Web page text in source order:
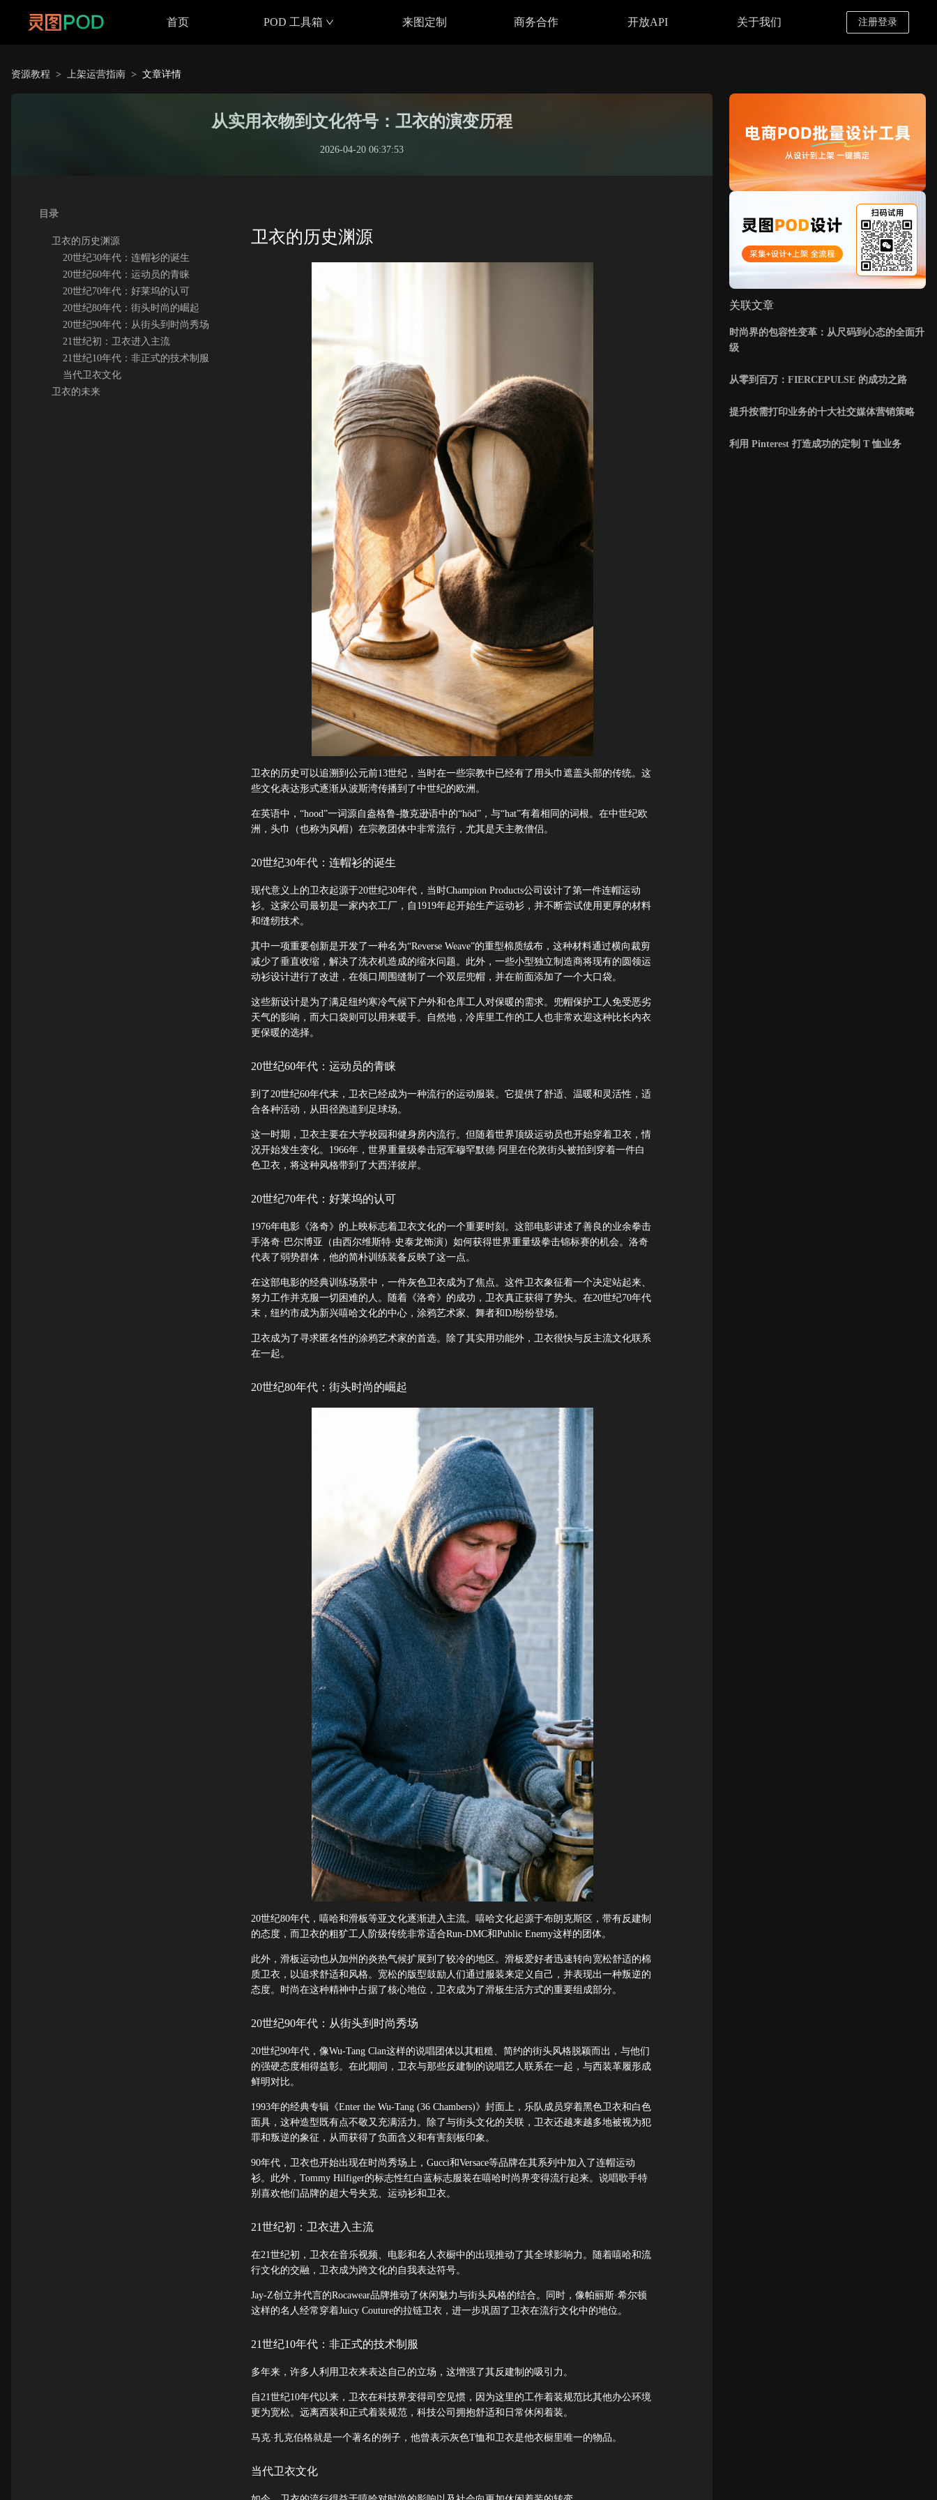
首页 POD 工具箱 来图定制 商务合作 开放API 关于我们 注册登录
资源教程 > 上架运营指南 > 文章详情
从实用衣物到文化符号：卫衣的演变历程
2026-04-20 06:37:53
目录
卫衣的历史渊源
20世纪30年代：连帽衫的诞生
20世纪60年代：运动员的青睐
20世纪70年代：好莱坞的认可
20世纪80年代：街头时尚的崛起
20世纪90年代：从街头到时尚秀场
21世纪初：卫衣进入主流
21世纪10年代：非正式的技术制服
当代卫衣文化
卫衣的未来
卫衣的历史渊源
卫衣的历史可以追溯到公元前13世纪，当时在一些宗教中已经有了用头巾遮盖头部的传统。这
些文化表达形式逐渐从波斯湾传播到了中世纪的欧洲。
在英语中，“hood”一词源自盎格鲁-撒克逊语中的“höd”，与“hat”有着相同的词根。在中世纪欧
洲，头巾（也称为风帽）在宗教团体中非常流行，尤其是天主教僧侣。
20世纪30年代：连帽衫的诞生
现代意义上的卫衣起源于20世纪30年代，当时Champion Products公司设计了第一件连帽运动
衫。这家公司最初是一家内衣工厂，自1919年起开始生产运动衫，并不断尝试使用更厚的材料
和缝纫技术。
其中一项重要创新是开发了一种名为“Reverse Weave”的重型棉质绒布，这种材料通过横向裁剪
减少了垂直收缩，解决了洗衣机造成的缩水问题。此外，一些小型独立制造商将现有的圆领运
动衫设计进行了改进，在领口周围缝制了一个双层兜帽，并在前面添加了一个大口袋。
这些新设计是为了满足纽约寒冷气候下户外和仓库工人对保暖的需求。兜帽保护工人免受恶劣
天气的影响，而大口袋则可以用来暖手。自然地，冷库里工作的工人也非常欢迎这种比长内衣
更保暖的选择。
20世纪60年代：运动员的青睐
到了20世纪60年代末，卫衣已经成为一种流行的运动服装。它提供了舒适、温暖和灵活性，适
合各种活动，从田径跑道到足球场。
这一时期，卫衣主要在大学校园和健身房内流行。但随着世界顶级运动员也开始穿着卫衣，情
况开始发生变化。1966年，世界重量级拳击冠军穆罕默德·阿里在伦敦街头被拍到穿着一件白
色卫衣，将这种风格带到了大西洋彼岸。
20世纪70年代：好莱坞的认可
1976年电影《洛奇》的上映标志着卫衣文化的一个重要时刻。这部电影讲述了善良的业余拳击
手洛奇·巴尔博亚（由西尔维斯特·史泰龙饰演）如何获得世界重量级拳击锦标赛的机会。洛奇
代表了弱势群体，他的简朴训练装备反映了这一点。
在这部电影的经典训练场景中，一件灰色卫衣成为了焦点。这件卫衣象征着一个决定站起来、
努力工作并克服一切困难的人。随着《洛奇》的成功，卫衣真正获得了势头。在20世纪70年代
末，纽约市成为新兴嘻哈文化的中心，涂鸦艺术家、舞者和DJ纷纷登场。
卫衣成为了寻求匿名性的涂鸦艺术家的首选。除了其实用功能外，卫衣很快与反主流文化联系
在一起。
20世纪80年代：街头时尚的崛起
20世纪80年代，嘻哈和滑板等亚文化逐渐进入主流。嘻哈文化起源于布朗克斯区，带有反建制
的态度，而卫衣的粗犷工人阶级传统非常适合Run-DMC和Public Enemy这样的团体。
此外，滑板运动也从加州的炎热气候扩展到了较冷的地区。滑板爱好者迅速转向宽松舒适的棉
质卫衣，以追求舒适和风格。宽松的版型鼓励人们通过服装来定义自己，并表现出一种叛逆的
态度。时尚在这种精神中占据了核心地位，卫衣成为了滑板生活方式的重要组成部分。
20世纪90年代：从街头到时尚秀场
20世纪90年代，像Wu-Tang Clan这样的说唱团体以其粗糙、简约的街头风格脱颖而出，与他们
的强硬态度相得益彰。在此期间，卫衣与那些反建制的说唱艺人联系在一起，与西装革履形成
鲜明对比。
1993年的经典专辑《Enter the Wu-Tang (36 Chambers)》封面上，乐队成员穿着黑色卫衣和白色
面具，这种造型既有点不敬又充满活力。除了与街头文化的关联，卫衣还越来越多地被视为犯
罪和叛逆的象征，从而获得了负面含义和有害刻板印象。
90年代，卫衣也开始出现在时尚秀场上，Gucci和Versace等品牌在其系列中加入了连帽运动
衫。此外，Tommy Hilfiger的标志性红白蓝标志服装在嘻哈时尚界变得流行起来。说唱歌手特
别喜欢他们品牌的超大号夹克、运动衫和卫衣。
21世纪初：卫衣进入主流
在21世纪初，卫衣在音乐视频、电影和名人衣橱中的出现推动了其全球影响力。随着嘻哈和流
行文化的交融，卫衣成为跨文化的自我表达符号。
Jay-Z创立并代言的Rocawear品牌推动了休闲魅力与街头风格的结合。同时，像帕丽斯·希尔顿
这样的名人经常穿着Juicy Couture的拉链卫衣，进一步巩固了卫衣在流行文化中的地位。
21世纪10年代：非正式的技术制服
多年来，许多人利用卫衣来表达自己的立场，这增强了其反建制的吸引力。
自21世纪10年代以来，卫衣在科技界变得司空见惯，因为这里的工作着装规范比其他办公环境
更为宽松。远离西装和正式着装规范，科技公司拥抱舒适和日常休闲着装。
马克·扎克伯格就是一个著名的例子，他曾表示灰色T恤和卫衣是他衣橱里唯一的物品。
当代卫衣文化
关联文章
时尚界的包容性变革：从尺码到心态的全面升
级
从零到百万：FIERCEPULSE 的成功之路
提升按需打印业务的十大社交媒体营销策略
利用 Pinterest 打造成功的定制 T 恤业务